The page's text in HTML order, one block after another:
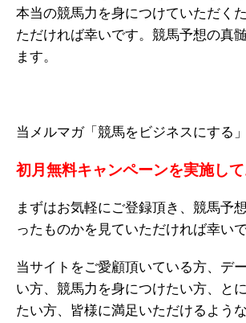
本当の競馬力を身につけていただく
ただければ幸いです。競馬予想の真
ます。
当メルマガ「競馬をビジネスにする」
初月無料キャンペーンを実施して
まずはお気軽にご登録頂き、競馬予
ったものかを見ていただければ幸いで
当サイトをご愛顧頂いている方、デ
い方、競馬力を身につけたい方、と
たい方、皆様に満足いただけるよう